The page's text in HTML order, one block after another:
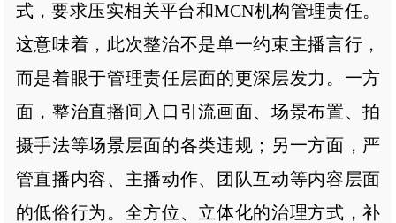
式，要求压实相关平台和MCN机构管理责任。
这意味着，此次整治不是单一约束主播言行，
而是着眼于管理责任层面的更深层发力。一方
面，整治直播间入口引流画面、场景布置、拍
摄手法等场景层面的各类违规；另一方面，严
管直播内容、主播动作、团队互动等内容层面
的低俗行为。全方位、立体化的治理方式，补